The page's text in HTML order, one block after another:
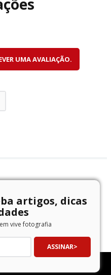
UMA AVALIAÇÃO.
artigos, dicas
vive fotografia
ASSINAR